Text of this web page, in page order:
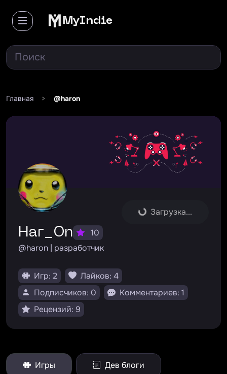
MyIndie
Главная > @haron
Загрузка...
Har_On
10
@haron | разработчик
Игр: 2
Лайков: 4
Подписчиков: 0
Комментариев: 1
Рецензий: 9
Игры Дев блоги